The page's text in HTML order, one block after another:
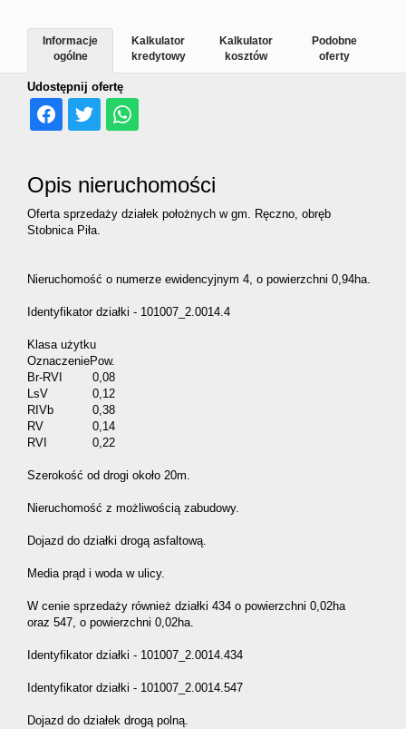
Udostępnij ofertę
Informacje
ogólne
Kalkulator
kredytowy
Kalkulator
kosztów
Podobne
oferty
Opis nieruchomości
Oferta sprzedaży działek położnych w gm. Ręczno, obręb
Stobnica Piła.
Nieruchomość o numerze ewidencyjnym 4, o powierzchni 0,94ha.
Identyfikator działki - 101007_2.0014.4
Klasa użytku
OznaczeniePow.
Br-RVI
0,08
LsV
0,12
RIVb
0,38
RV
0,14
RVI
0,22
Szerokość od drogi około 20m.
Nieruchomość z możliwością zabudowy.
Dojazd do działki drogą asfaltową.
Media prąd i woda w ulicy.
W cenie sprzedaży również działki 434 o powierzchni 0,02ha
oraz 547, o powierzchni 0,02ha.
Identyfikator działki - 101007_2.0014.434
Identyfikator działki - 101007_2.0014.547
Dojazd do działek drogą polną.